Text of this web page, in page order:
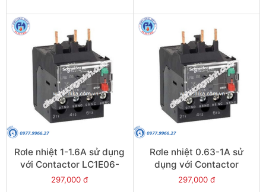
Rơle nhiệt 1-1.6A sử dụng
với Contactor LC1E06-
E38 - Model LRE06
297,000 đ
Rơle nhiệt 0.63-1A sử
dụng với Contactor
LC1E06-E38 - Model
297,000 đ